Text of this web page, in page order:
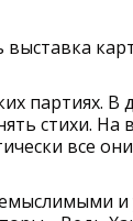
партиях. В
стихи. На
все